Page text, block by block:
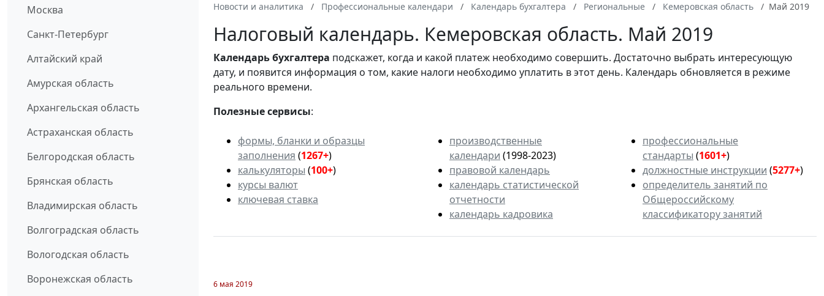
Москва
Санкт-Петербург
Алтайский край
Амурская область
Архангельская область
Астраханская область
Белгородская область
Брянская область
Владимирская область
Волгоградская область
Вологодская область
Воронежская область
Новости и аналитика Профессиональные календари Календарь бухгалтера Региональные Кемеровская область Май 2019
Налоговый календарь. Кемеровская область. Май 2019
Календарьбухгалтера подскажет, когда и какой платеж необходимо совершить. Достаточно выбрать интересующую
дату, и появится информация о том, какие налоги необходимо уплатить в этот день. Календарь обновляется в режиме
реального времени.
Полезные сервисы:
формы, бланки и образцы
заполнения (1267+)
калькуляторы (100+)
курсы валют
ключевая ставка
производственные
календари (1998-2023)
правовой календарь
календарь статистической
отчетности
календарь кадровика
профессиональные
стандарты (1601+)
должностные инструкции (5277+)
определитель занятий по
Общероссийскому
классификатору занятий
6 мая 2019